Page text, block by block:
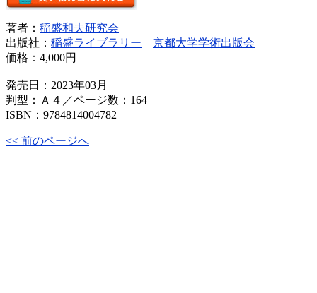
著者： 稲盛和夫研究会
出版社： 稲盛ライブラリー
京都大学学術出版会
価格： 4,000円
発売日：2023年03月
判型：Ａ４／ページ数：164
ISBN：9784814004782
<< 前のページへ